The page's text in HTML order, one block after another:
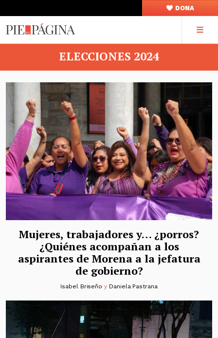
DONA
ELECCIONES 2024
Mujeres, trabajadores y… ¿porros?
¿Quiénes acompañan a los
aspirantes de Morena a la jefatura
de gobierno?
Isabel Briseño y Daniela Pastrana